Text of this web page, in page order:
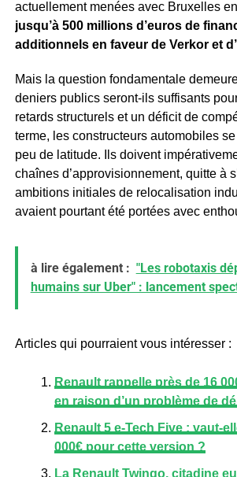
actuellement menées avec Bruxelles
jusqu’à 500 millions d’euros de
additionnels en faveur de Verkor et
Mais la question fondamentale
deniers publics seront-ils suffisants
retards structurels et un déficit de
terme, les constructeurs automobiles
peu de latitude. Ils doivent
chaînes d’approvisionnement, quitte à
ambitions initiales de relocalisation
avaient pourtant été portées avec
à lire également : "Les robotaxis
humains sur Uber" : lancement
Articles qui pourraient vous intéresser :
Renault rappelle près de 16
en raison d’un problème de
Renault 5 e-Tech Five : vaut-
000€ pour cette version ?
La Renault Twingo, citadine